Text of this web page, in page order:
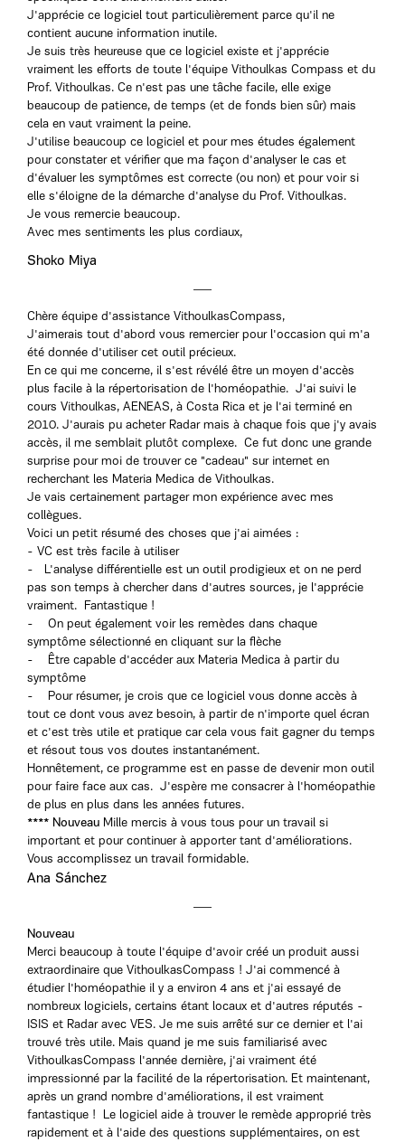
J'apprécie ce logiciel tout particulièrement parce qu'il ne
contient aucune information inutile.
Je suis très heureuse que ce logiciel existe et j'apprécie
vraiment les efforts de toute l'équipe Vithoulkas Compass et du
Prof. Vithoulkas. Ce n'est pas une tâche facile, elle exige
beaucoup de patience, de temps (et de fonds bien sûr) mais
cela en vaut vraiment la peine.
J'utilise beaucoup ce logiciel et pour mes études également
pour constater et vérifier que ma façon d'analyser le cas et
d'évaluer les symptômes est correcte (ou non) et pour voir si
elle s'éloigne de la démarche d'analyse du Prof. Vithoulkas.
Je vous remercie beaucoup.
Avec mes sentiments les plus cordiaux,
Shoko Miya
Chère équipe d'assistance VithoulkasCompass,
J'aimerais tout d'abord vous remercier pour l'occasion qui m'a
été donnée d'utiliser cet outil précieux.
En ce qui me concerne, il s'est révélé être un moyen d'accès
plus facile à la répertorisation de l'homéopathie. J'ai suivi le
cours Vithoulkas, AENEAS, à Costa Rica et je l'ai terminé en
2010. J'aurais pu acheter Radar mais à chaque fois que j'y avais
accès, il me semblait plutôt complexe. Ce fut donc une grande
surprise pour moi de trouver ce "cadeau" sur internet en
recherchant les Materia Medica de Vithoulkas.
Je vais certainement partager mon expérience avec mes
collègues.
Voici un petit résumé des choses que j'ai aimées :
- VC est très facile à utiliser
- L'analyse différentielle est un outil prodigieux et on ne perd
pas son temps à chercher dans d'autres sources, je l'apprécie
vraiment. Fantastique !
- On peut également voir les remèdes dans chaque
symptôme sélectionné en cliquant sur la flèche
- Être capable d'accéder aux Materia Medica à partir du
symptôme
- Pour résumer, je crois que ce logiciel vous donne accès à
tout ce dont vous avez besoin, à partir de n'importe quel écran
et c'est très utile et pratique car cela vous fait gagner du temps
et résout tous vos doutes instantanément.
Honnêtement, ce programme est en passe de devenir mon outil
pour faire face aux cas. J'espère me consacrer à l'homéopathie
de plus en plus dans les années futures.
**** Nouveau Mille mercis à vous tous pour un travail si
important et pour continuer à apporter tant d'améliorations.
Vous accomplissez un travail formidable.
Ana Sánchez
Nouveau
Merci beaucoup à toute l'équipe d'avoir créé un produit aussi
extraordinaire que VithoulkasCompass ! J'ai commencé à
étudier l'homéopathie il y a environ 4 ans et j'ai essayé de
nombreux logiciels, certains étant locaux et d'autres réputés -
ISIS et Radar avec VES. Je me suis arrêté sur ce dernier et l'ai
trouvé très utile. Mais quand je me suis familiarisé avec
VithoulkasCompass l'année dernière, j'ai vraiment été
impressionné par la facilité de la répertorisation. Et maintenant,
après un grand nombre d'améliorations, il est vraiment
fantastique ! Le logiciel aide à trouver le remède approprié très
rapidement et à l'aide des questions supplémentaires, on est